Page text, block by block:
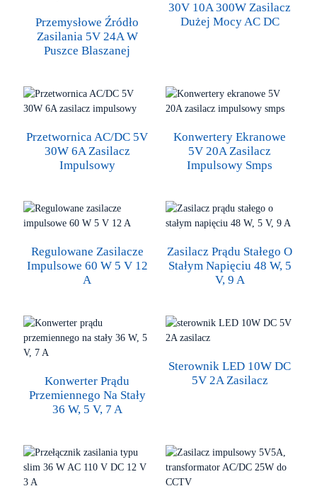
Przemysłowe Źródło
Zasilania 5V 24A W
Puszce Blaszanej
30V 10A 300W Zasilacz
Dużej Mocy AC DC
Przetwornica AC/DC 5V
30W 6A Zasilacz
Impulsowy
Konwertery Ekranowe
5V 20A Zasilacz
Impulsowy Smps
Regulowane Zasilacze
Impulsowe 60 W 5 V 12
A
Zasilacz Prądu Stałego O
Stałym Napięciu 48 W, 5
V, 9 A
Konwerter Prądu
Przemiennego Na Stały
36 W, 5 V, 7 A
Sterownik LED 10W DC
5V 2A Zasilacz